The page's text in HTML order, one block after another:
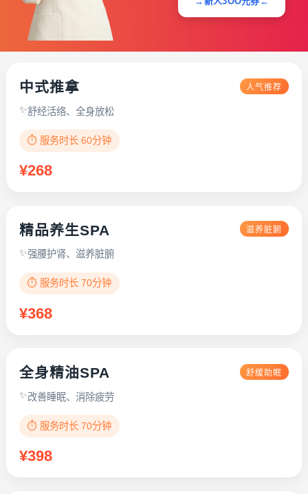
中式推拿 人气推荐
舒经活络、全身放松
⏱️ 服务时长 60分钟
¥268
精品养生SPA 滋养脏腑
强腰护肾、滋养脏腑
⏱️ 服务时长 70分钟
¥368
全身精油SPA 舒缓助眠
改善睡眠、消除疲劳
⏱️ 服务时长 70分钟
¥398